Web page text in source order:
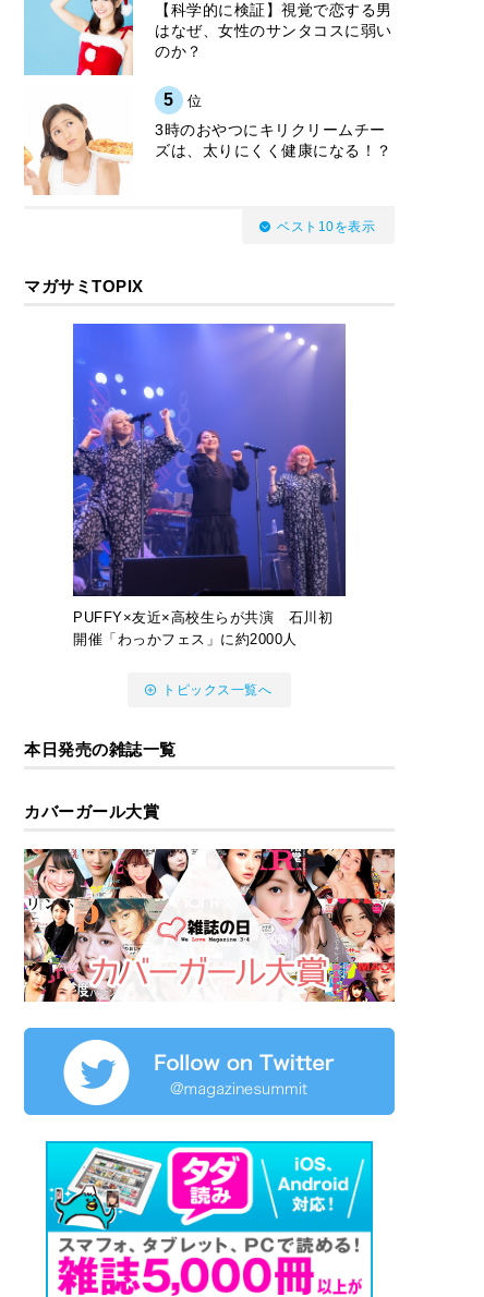
【科学的に検証】視覚で恋する男
はなぜ、女性のサンタコスに弱い
のか？
5 位
3時のおやつにキリクリームチー
ズは、太りにくく健康になる！？
ベスト10を表示
マガサミTOPIX
PUFFY×友近×高校生らが共演 石川初
開催「わっかフェス」に約2000人
トピックス一覧へ
本日発売の雑誌一覧
カバーガール大賞